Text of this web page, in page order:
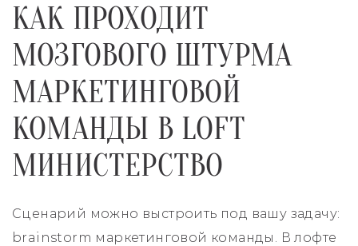
КАК ПРОХОДИТ
МОЗГОВОГО ШТУРМА
МАРКЕТИНГОВОЙ
КОМАНДЫ В LOFT
МИНИСТЕРСТВО
Сценарий можно выстроить под вашу задачу:
brainstorm маркетинговой команды. В лофте